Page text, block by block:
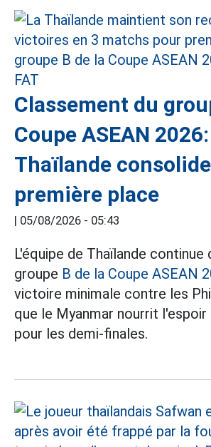
Classement du
Coupe ASEAN
Thaïlande
première place
| 05/08/2026 - 05:43
L'équipe de Thaïlande continue
groupe B de la Coupe ASEAN
victoire minimale contre les
que le Myanmar nourrit
pour les demi-finales.